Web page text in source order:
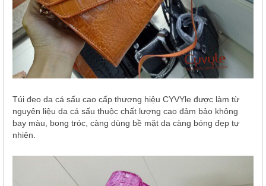
Túi đeo da cá sấu cao cấp thương hiệu CYVYle được làm từ
nguyên liệu da cá sấu thuộc chất lượng cao đảm bảo không
bay màu, bong tróc, càng dùng bề mặt da càng bóng đẹp tự
nhiên.